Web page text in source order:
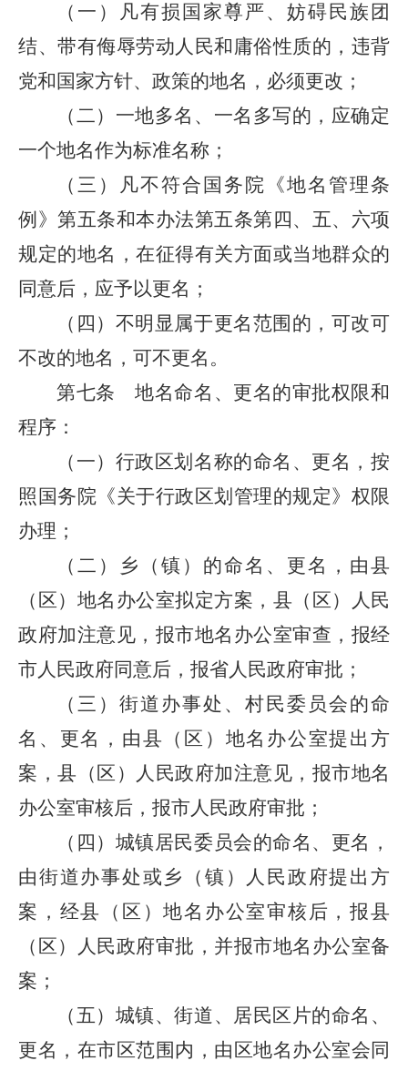
（一）凡有损国家尊严、妨碍民族团
结、带有侮辱劳动人民和庸俗性质的，违背
党和国家方针、政策的地名，必须更改；
（二）一地多名、一名多写的，应确定
一个地名作为标准名称；
（三）凡不符合国务院《地名管理条
例》第五条和本办法第五条第四、五、六项
规定的地名，在征得有关方面或当地群众的
同意后，应予以更名；
（四）不明显属于更名范围的，可改可
不改的地名，可不更名。
第七条 地名命名、更名的审批权限和
程序：
（一）行政区划名称的命名、更名，按
照国务院《关于行政区划管理的规定》权限
办理；
（二）乡（镇）的命名、更名，由县
（区）地名办公室拟定方案，县（区）人民
政府加注意见，报市地名办公室审查，报经
市人民政府同意后，报省人民政府审批；
（三）街道办事处、村民委员会的命
名、更名，由县（区）地名办公室提出方
案，县（区）人民政府加注意见，报市地名
办公室审核后，报市人民政府审批；
（四）城镇居民委员会的命名、更名，
由街道办事处或乡（镇）人民政府提出方
案，经县（区）地名办公室审核后，报县
（区）人民政府审批，并报市地名办公室备
案；
（五）城镇、街道、居民区片的命名、
更名，在市区范围内，由区地名办公室会同